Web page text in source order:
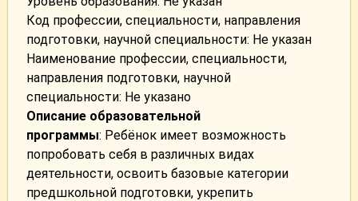
Код профессии, специальности, направления
подготовки, научной специальности: Не указан
Наименование профессии, специальности,
направления подготовки, научной
специальности: Не указано
Описание образовательной
программы: Ребёнок имеет возможность
попробовать себя в различных видах
деятельности, освоить базовые категории
предшкольной подготовки, укрепить